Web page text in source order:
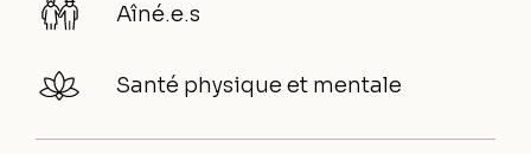
Aîné.e.s
Santé physique et mentale